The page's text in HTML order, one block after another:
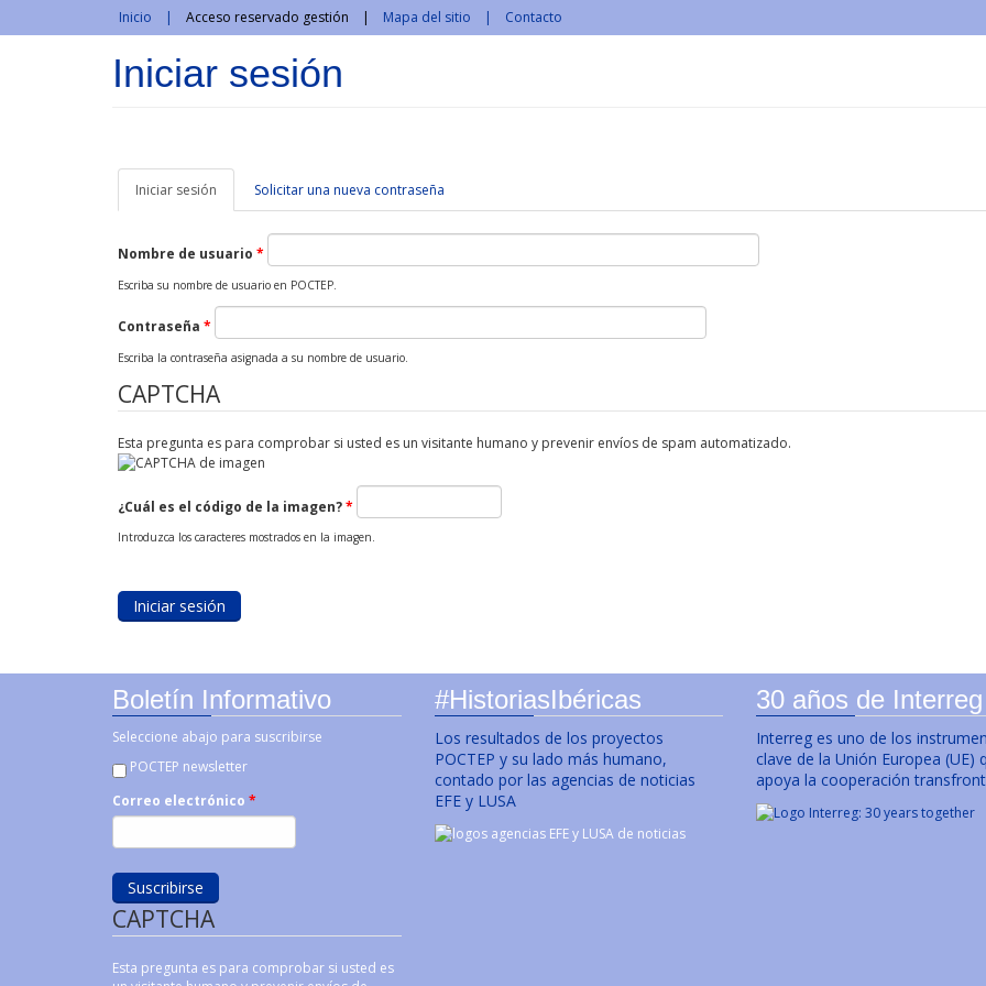
Pasar al contenido principal
Inicio Acceso reservado gestión Mapa del sitio Contacto
Iniciar sesión
Iniciar sesión (solapa
activa)
Solicitar una nueva contraseña
Nombre de usuario *
Escriba su nombre de usuario en POCTEP.
Contraseña *
Escriba la contraseña asignada a su nombre de usuario.
CAPTCHA
Esta pregunta es para comprobar si usted es un visitante humano y prevenir envíos de spam automatizado.
¿Cuál es el código de la imagen?*
Introduzca los caracteres mostrados en la imagen.
Boletín Informativo
Seleccione abajo para suscribirse
POCTEP newsletter
Correo electrónico *
CAPTCHA
Esta pregunta es para comprobar si usted es
#HistoriasIbéricas
Los resultados de los proyectos
POCTEP y su lado más humano,
contado por las agencias de noticias
EFE y LUSA
30 años de Interreg
Interreg es uno de los
clave de la Unión Europea (UE)
apoya la cooperación